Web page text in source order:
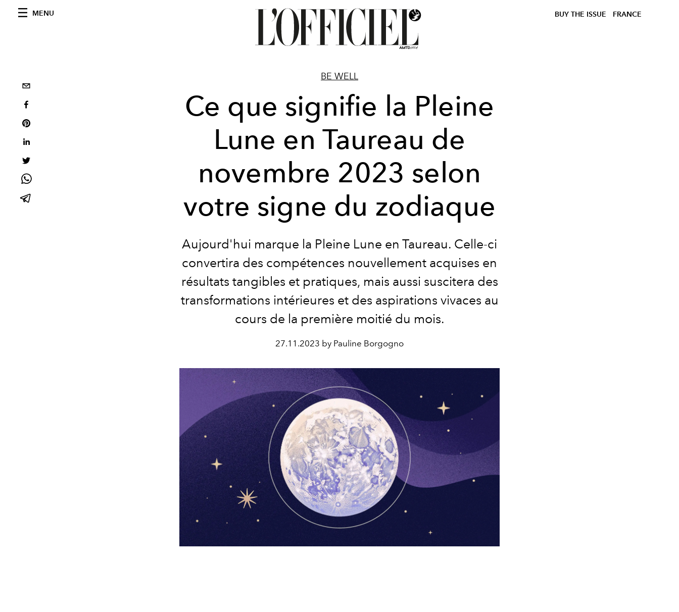
MENU BUY THE ISSUE FRANCE
BE WELL
Ce que signifie la Pleine
Lune en Taureau de
novembre 2023 selon
votre signe du zodiaque
Aujourd'hui marque la Pleine Lune en Taureau. Celle-ci
convertira des compétences nouvellement acquises en
résultats tangibles et pratiques, mais aussi suscitera des
transformations intérieures et des aspirations vivaces au
cours de la première moitié du mois.
27.11.2023 by Pauline Borgogno